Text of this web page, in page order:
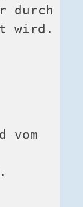
durch
wird.
vom